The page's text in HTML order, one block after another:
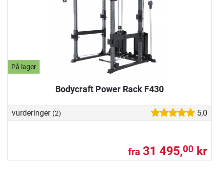
På lager
Bodycraft Power Rack F430
vurderinger (2) 5,0
fra 31 495,00 kr